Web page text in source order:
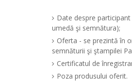
Date despre
umedă şi semnătura);
Oferta - se prezintă în
semnăturii şi ştampilei
Certificatul de
Poza produsului oferit.